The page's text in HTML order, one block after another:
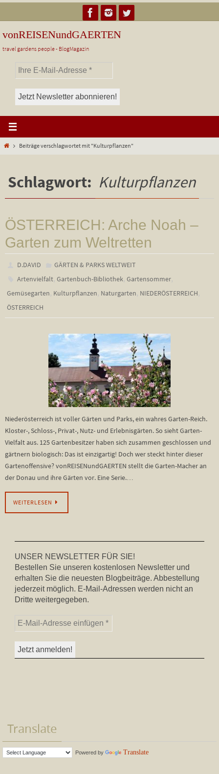
Inhalt
springen
vonREISENundGAERTEN
travel gardens people - BlogMagazin
StartBeiträge verschlagwortet mit "Kulturpflanzen"
Schlagwort: Kulturpflanzen
ÖSTERREICH: Arche Noah –
Garten zum Weltretten
D.DAVID
GÄRTEN & PARKS WELTWEIT
Artenvielfalt,Gartenbuch-Bibliothek,Gartensommer,
Gemüsegarten, Kulturpflanzen, Naturgarten, NIEDERÖSTERREICH,
ÖSTERREICH
Niederösterreich ist voller Gärten und Parks, ein wahres Garten-Reich.
Kloster-, Schloss-, Privat-, Nutz- und Erlebnisgärten. So sieht Garten-
Vielfalt aus. 125 Gartenbesitzer haben sich zusammen geschlossen und
gärtnern biologisch: Das ist einzigartig! Doch wer steckt hinter dieser
Gartenoffensive? vonREISENundGAERTEN stellt die Garten-Macher an
der Donau und ihre Gärten vor. Eine Serie.…
WEITERLESEN
UNSER NEWSLETTER FÜR SIE!
Bestellen Sie unseren kostenlosen Newsletter und
erhalten Sie die neuesten Blogbeiträge. Abbestellung
jederzeit möglich. E-Mail-Adressen werden nicht an
Dritte weitergegeben.
Translate
Powered by Translate